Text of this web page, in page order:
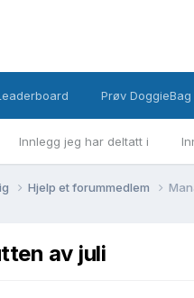
Innlegg jeg har deltatt i
Prøv DoggieBag
Hjelp et forummedlem
av juli